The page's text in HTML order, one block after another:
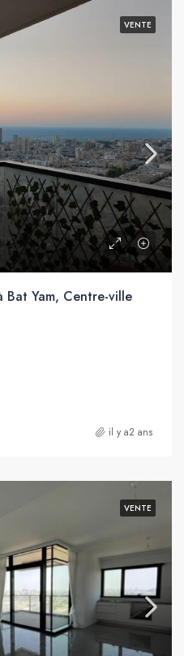
VENTE
Bat Yam, Centre-ville
il y a2 ans
VENTE